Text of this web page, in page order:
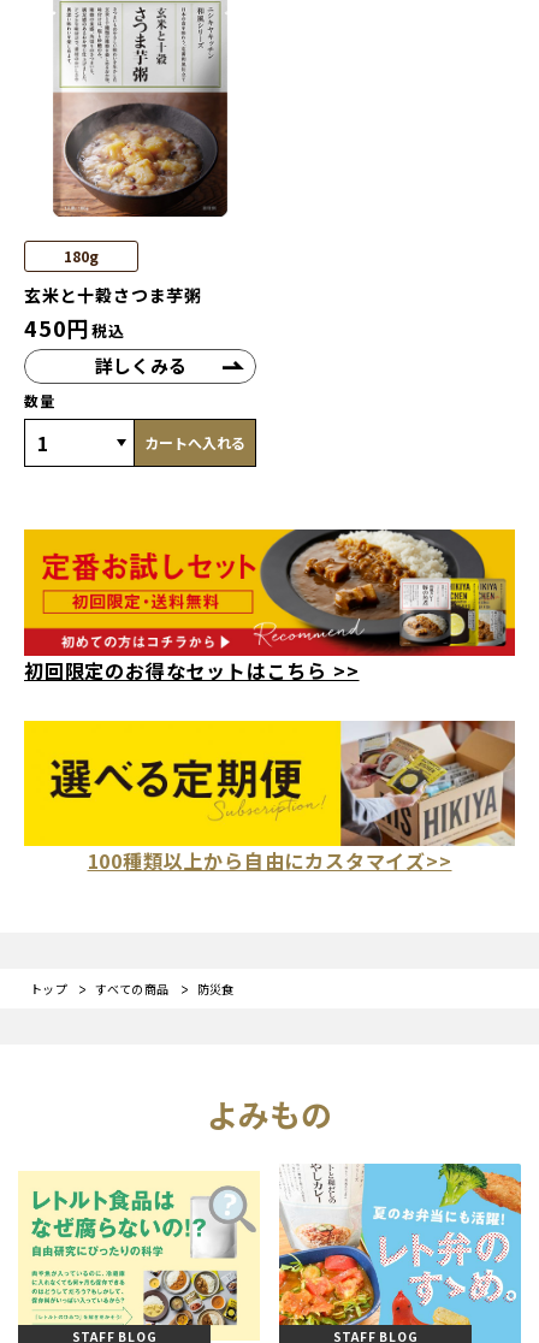
180g
玄米と十穀さつま芋粥
450円税込
詳しくみる
数量
カートへ入れる
初回限定のお得なセットはこちら >>
100種類以上から自由にカスタマイズ>>
トップ すべての商品 防災食
よみもの
STAFF BLOG STAFF BLOG